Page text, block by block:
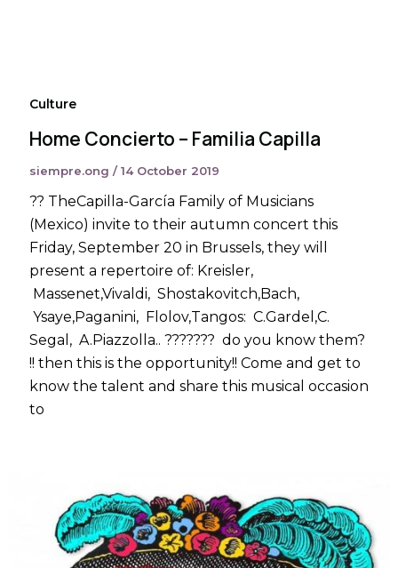
Culture
Home Concierto – Familia Capilla
siempre.ong /14 October 2019
?? TheCapilla-García Family of Musicians
(Mexico) invite to their autumn concert this
Friday, September 20 in Brussels, they will
present a repertoire of: Kreisler,
Massenet,Vivaldi, Shostakovitch,Bach,
Ysaye,Paganini, Flolov,Tangos: C.Gardel,C.
Segal, A.Piazzolla.. ??????? do you know them?
!! then this is the opportunity!! Come and get to
know the talent and share this musical occasion
to